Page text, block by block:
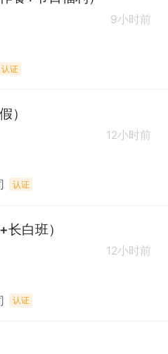
9小时前
认证
）
12小时前
认证
白班）
12小时前
认证